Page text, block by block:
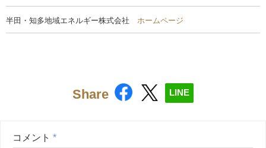
半田・知多地域エネルギー株式会社 ホームページ
Share LINE
コメント *